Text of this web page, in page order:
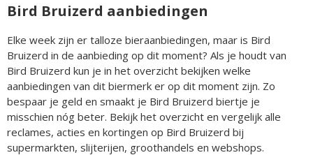
Bird Bruizerd aanbiedingen
Elke week zijn er talloze bieraanbiedingen, maar is Bird
Bruizerd in de aanbieding op dit moment? Als je houdt van
Bird Bruizerd kun je in het overzicht bekijken welke
aanbiedingen van dit biermerk er op dit moment zijn. Zo
bespaar je geld en smaakt je Bird Bruizerd biertje je
misschien nóg beter. Bekijk het overzicht en vergelijk alle
reclames, acties en kortingen op Bird Bruizerd bij
supermarkten, slijterijen, groothandels en webshops.